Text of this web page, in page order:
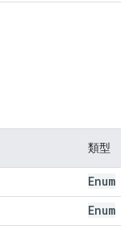
類型
Enum
Enum